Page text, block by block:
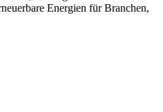
Energien für Branchen,